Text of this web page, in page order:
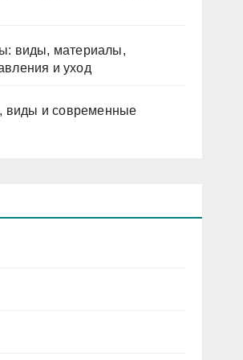
виды, материалы,
и уход
виды и современные